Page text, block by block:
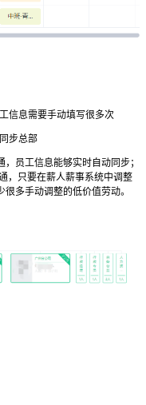
信息需要手动填写很多次
步总部
员工信息能够实时自动同步；
，只要在薪人薪事系统中调整
多手动调整的低价值劳动。